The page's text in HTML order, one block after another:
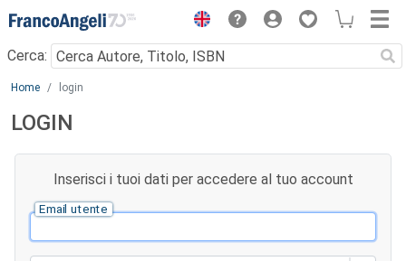
Menu
Cerca:
Main content
Home login
LOGIN
Inserisci i tuoi dati per accedere al tuo account
Email utente